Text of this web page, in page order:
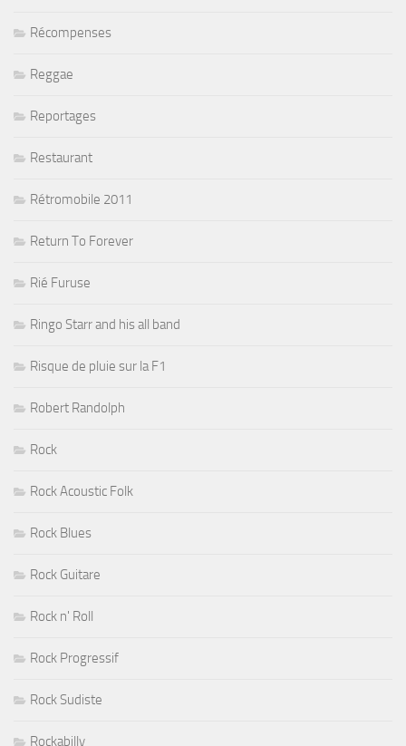
Récompenses
Reggae
Reportages
Restaurant
Rétromobile 2011
Return To Forever
Rié Furuse
Ringo Starr and his all band
Risque de pluie sur la F1
Robert Randolph
Rock
Rock Acoustic Folk
Rock Blues
Rock Guitare
Rock n' Roll
Rock Progressif
Rock Sudiste
Rockabilly